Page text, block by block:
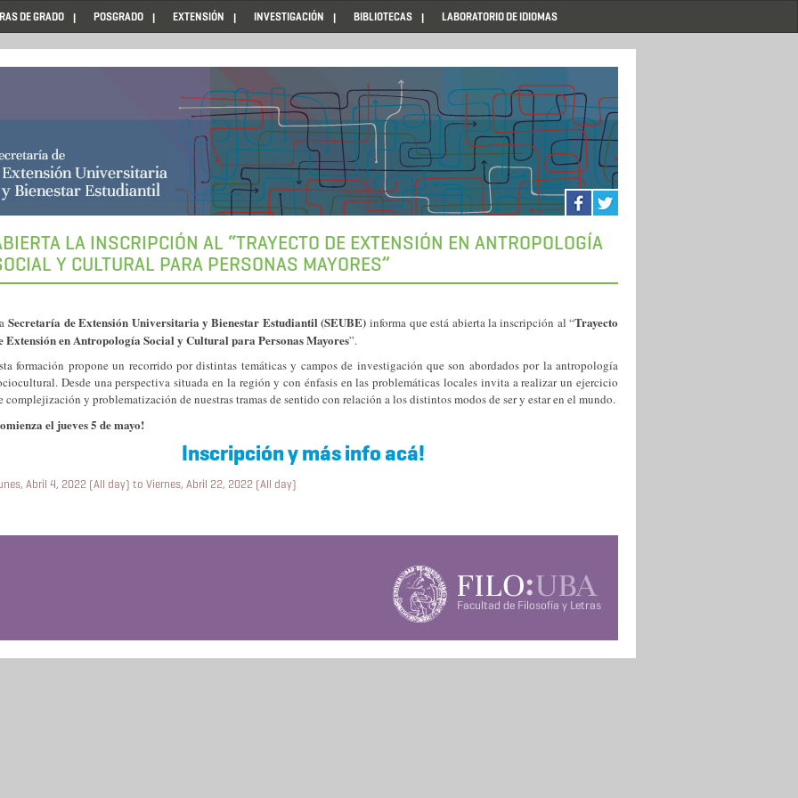
DE GRADO POSGRADO EXTENSIÓN INVESTIGACIÓN BIBLIOTECAS LABORATORIO DE IDIOMAS
LA INSCRIPCIÓN AL “TRAYECTO DE EXTENSIÓN EN ANTROPOLOGÍA
Y CULTURAL PARA PERSONAS MAYORES”
Secretaría de Extensión Universitaria y Bienestar Estudiantil (SEUBE) informa que está abierta la inscripción al “Trayecto
Extensión en Antropología Social y Cultural para Personas Mayores”.
formación propone un recorrido por distintas temáticas y campos de investigación que son abordados por la antropología
Desde una perspectiva situada en la región y con énfasis en las problemáticas locales invita a realizar un ejercicio
complejización y problematización de nuestras tramas de sentido con relación a los distintos modos de ser y estar en el mundo.
el jueves 5 de mayo!
Inscripción y más info acá!
Abril 4, 2022 (All day) to Viernes, Abril 22, 2022 (All day)